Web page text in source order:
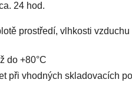
24 hod.
prostředí, vlhkosti
do +80°C
při vhodných skladovacích